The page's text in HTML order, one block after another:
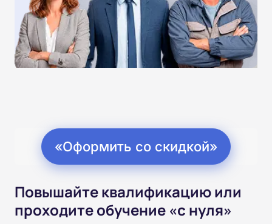
«Оформить со скидкой»
Повышайте квалификацию или
проходите обучение «с нуля»